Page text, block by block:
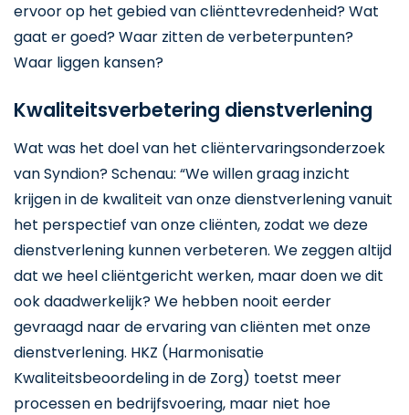
ervoor op het gebied van cliënttevredenheid? Wat
gaat er goed? Waar zitten de verbeterpunten?
Waar liggen kansen?
Kwaliteitsverbetering dienstverlening
Wat was het doel van het cliëntervaringsonderzoek
van Syndion? Schenau: “We willen graag inzicht
krijgen in de kwaliteit van onze dienstverlening vanuit
het perspectief van onze cliënten, zodat we deze
dienstverlening kunnen verbeteren. We zeggen altijd
dat we heel cliëntgericht werken, maar doen we dit
ook daadwerkelijk? We hebben nooit eerder
gevraagd naar de ervaring van cliënten met onze
dienstverlening. HKZ (Harmonisatie
Kwaliteitsbeoordeling in de Zorg) toetst meer
processen en bedrijfsvoering, maar niet hoe